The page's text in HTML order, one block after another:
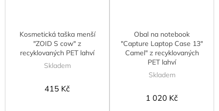
Kosmetická taška menší
"ZOID S cow" z
recyklovaných PET lahví
Skladem
415 Kč
Obal na notebook
"Capture Laptop Case 13"
Camel" z recyklovaných
PET lahví
Skladem
1 020 Kč